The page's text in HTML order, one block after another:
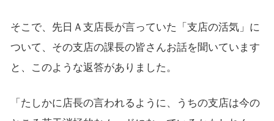
そこで、先日Ａ支店長が言っていた「支店の活気」に
ついて、その支店の課長の皆さんお話を聞いています
と、このような返答がありました。
「たしかに店長の言われるように、うちの支店は今の